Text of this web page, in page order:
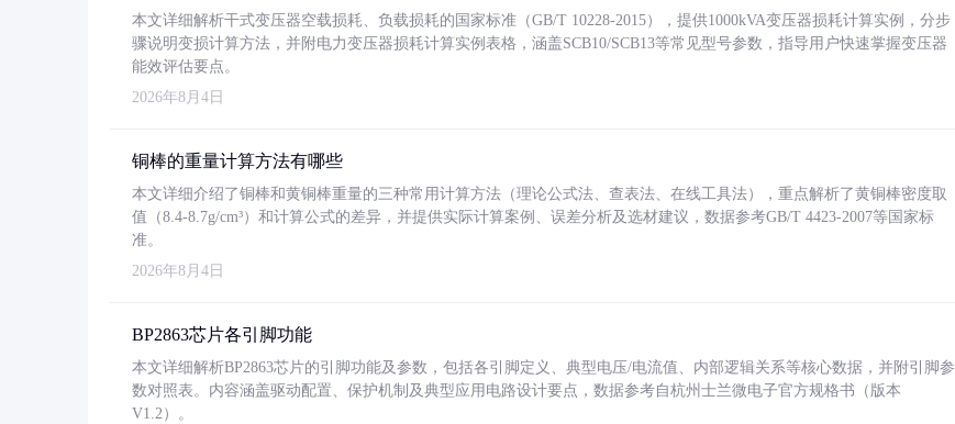
本文详细解析干式变压器空载损耗、负载损耗的国家标准（GB/T 10228-2015），提供1000kVA变压器损耗计算实例，分步
骤说明变损计算方法，并附电力变压器损耗计算实例表格，涵盖SCB10/SCB13等常见型号参数，指导用户快速掌握变压器
能效评估要点。
2026年8月4日
铜棒的重量计算方法有哪些
本文详细介绍了铜棒和黄铜棒重量的三种常用计算方法（理论公式法、查表法、在线工具法），重点解析了黄铜棒密度取
值（8.4-8.7g/cm³）和计算公式的差异，并提供实际计算案例、误差分析及选材建议，数据参考GB/T 4423-2007等国家标
准。
2026年8月4日
BP2863芯片各引脚功能
本文详细解析BP2863芯片的引脚功能及参数，包括各引脚定义、典型电压/电流值、内部逻辑关系等核心数据，并附引脚参
数对照表。内容涵盖驱动配置、保护机制及典型应用电路设计要点，数据参考自杭州士兰微电子官方规格书（版本
V1.2）。